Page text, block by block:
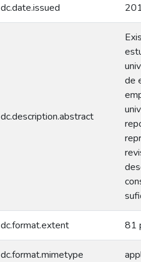
dc.date.issued
dc.description.abstract
de
dc.format.extent 81
dc.format.mimetype